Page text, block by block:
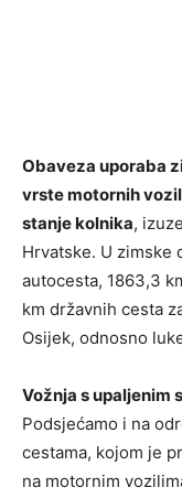
Obaveza uporaba
vrste motornih
stanje kolnika,
Hrvatske. U zimske
autocesta, 1863,3
km državnih cesta
Osijek, odnosno
Vožnja s upaljenim
Podsjećamo i na
cestama, kojom je
na motornim